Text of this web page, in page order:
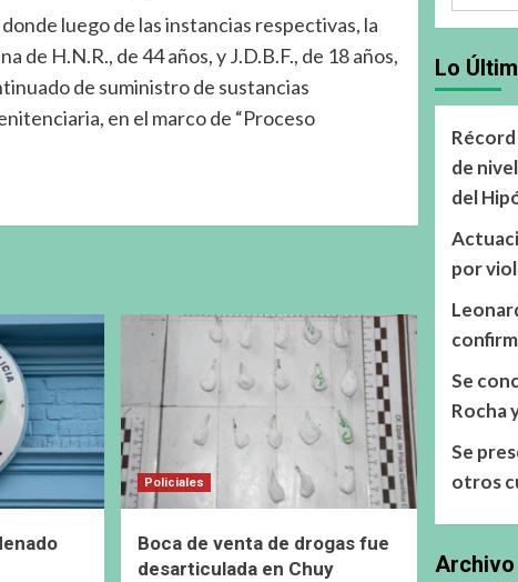
luego de las instancias respectivas, la
de H.N.R., de 44 años, y J.D.B.F., de 18 años,
de suministro de sustancias
en el marco de “Proceso
Policiales
Boca de venta de drogas fue
desarticulada en Chuy
Lo
de
del
por
Se
Rocha
Se
otros
Archivo